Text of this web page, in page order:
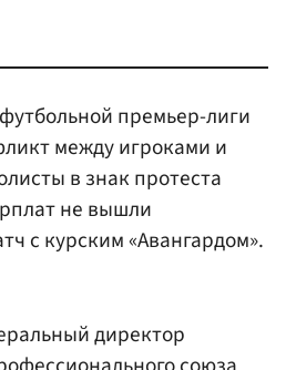
премьер-лиги
между игроками и
в знак протеста
не вышли
с курским «Авангардом».
директор